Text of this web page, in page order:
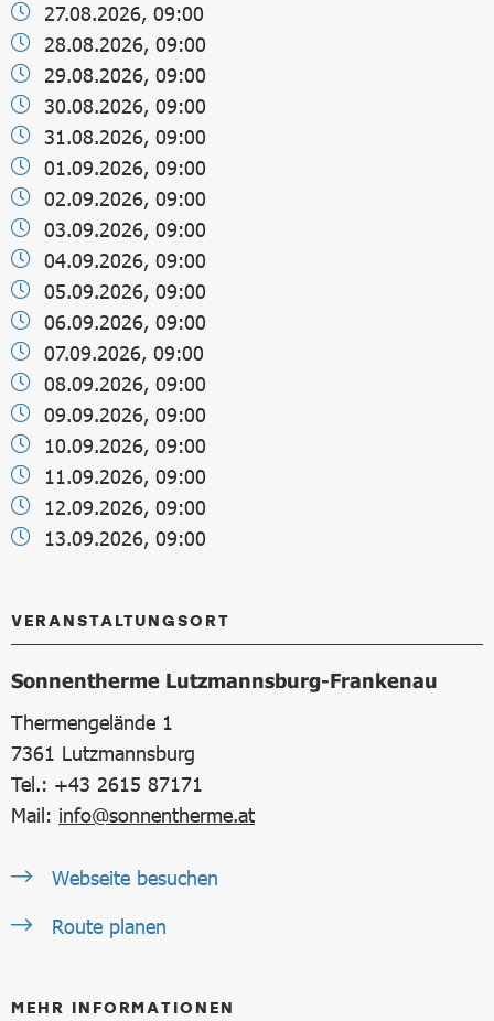
27.08.2026, 09:00
28.08.2026, 09:00
29.08.2026, 09:00
30.08.2026, 09:00
31.08.2026, 09:00
01.09.2026, 09:00
02.09.2026, 09:00
03.09.2026, 09:00
04.09.2026, 09:00
05.09.2026, 09:00
06.09.2026, 09:00
07.09.2026, 09:00
08.09.2026, 09:00
09.09.2026, 09:00
10.09.2026, 09:00
11.09.2026, 09:00
12.09.2026, 09:00
13.09.2026, 09:00
VERANSTALTUNGSORT
Sonnentherme Lutzmannsburg-Frankenau
Thermengelände 1
7361 Lutzmannsburg
Tel.: +43 2615 87171
Mail: info@sonnentherme.at
Webseite besuchen
Route planen
MEHR INFORMATIONEN